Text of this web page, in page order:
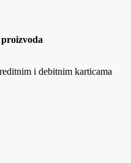
i debitnim karticama